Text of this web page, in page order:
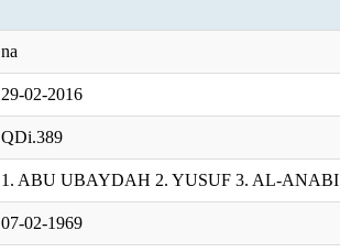
na
29-02-2016
QDi.389
1. ABU UBAYDAH 2. YUSUF 3. AL-ANABI
07-02-1969